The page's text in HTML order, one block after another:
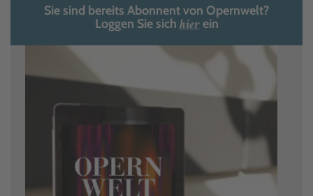
Sie sind bereits Abonnent von Opernwelt?
Loggen Sie sich hierein